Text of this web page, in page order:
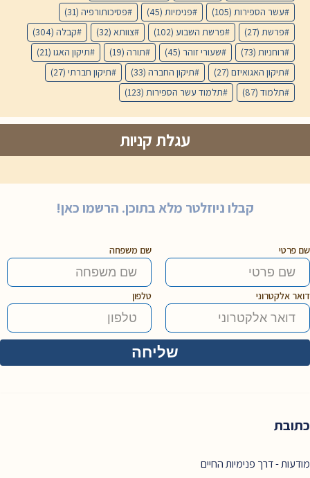
עשר הספירות (105) פנימיות (45) פסיכותורפיה (31)
פרשת (27) פרשת השבוע (102) צוותא (32) קבלה (304)
רוחניות (73) שעורי זוהר (45) תורה (19) תיקון האגו (21)
תיקון האגואיזם (27) תיקון החברה (33) תיקון חברתי (27)
תלמוד (87) תלמוד עשר הספירות (123)
עגלת קניות
קבלו ניוזלטר מלא בתוכן. הרשמו כאן!
שם פרטי שם משפחה
דואר אלקטרוני טלפון
כתובת
מודעות - דרך פנימיות החיים